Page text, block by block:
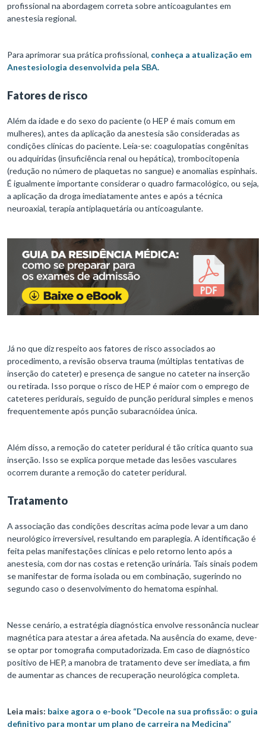
profissional na abordagem correta sobre anticoagulantes em
anestesia regional.
Para aprimorar sua prática profissional, conheça a atualização em
Anestesiologia desenvolvida pela SBA.
Fatores de risco
Além da idade e do sexo do paciente (o HEP é mais comum em
mulheres), antes da aplicação da anestesia são consideradas as
condições clínicas do paciente. Leia-se: coagulopatias congênitas
ou adquiridas (insuficiência renal ou hepática), trombocitopenia
(redução no número de plaquetas no sangue) e anomalias espinhais.
É igualmente importante considerar o quadro farmacológico, ou seja,
a aplicação da droga imediatamente antes e após a técnica
neuroaxial, terapia antiplaquetária ou anticoagulante.
Já no que diz respeito aos fatores de risco associados ao
procedimento, a revisão observa trauma (múltiplas tentativas de
inserção do cateter) e presença de sangue no cateter na inserção
ou retirada. Isso porque o risco de HEP é maior com o emprego de
cateteres peridurais, seguido de punção peridural simples e menos
frequentemente após punção subaracnóidea única.
Além disso, a remoção do cateter peridural é tão crítica quanto sua
inserção. Isso se explica porque metade das lesões vasculares
ocorrem durante a remoção do cateter peridural.
Tratamento
A associação das condições descritas acima pode levar a um dano
neurológico irreversível, resultando em paraplegia. A identificação é
feita pelas manifestações clínicas e pelo retorno lento após a
anestesia, com dor nas costas e retenção urinária. Tais sinais podem
se manifestar de forma isolada ou em combinação, sugerindo no
segundo caso o desenvolvimento do hematoma espinhal.
Nesse cenário, a estratégia diagnóstica envolve ressonância nuclear
magnética para atestar a área afetada. Na ausência do exame, deve-
se optar por tomografia computadorizada. Em caso de diagnóstico
positivo de HEP, a manobra de tratamento deve ser imediata, a fim
de aumentar as chances de recuperação neurológica completa.
Leia mais: baixe agora o e-book “Decole na sua profissão: o guia
definitivo para montar um plano de carreira na Medicina”